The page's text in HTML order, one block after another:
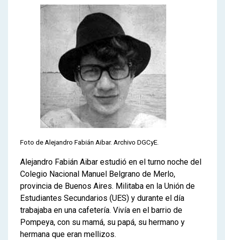
Foto de Alejandro Fabián Aibar. Archivo DGCyE.
Alejandro Fabián Aibar estudió en el turno noche del
Colegio Nacional Manuel Belgrano de Merlo,
provincia de Buenos Aires. Militaba en la Unión de
Estudiantes Secundarios (UES) y durante el día
trabajaba en una cafetería. Vivía en el barrio de
Pompeya, con su mamá, su papá, su hermano y
hermana que eran mellizos.